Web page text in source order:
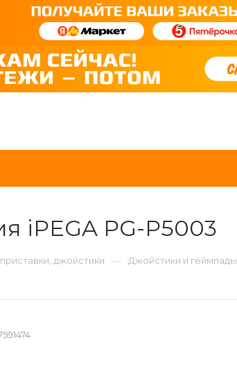
iPEGA PG-P5003
джойстики — Джойстики и геймпады